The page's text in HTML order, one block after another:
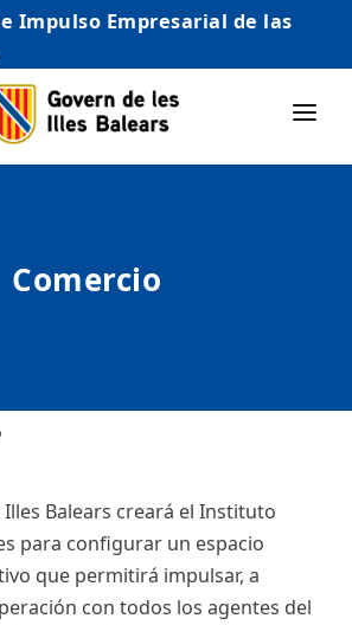
Impulso Empresarial de las
Comercio
Illes Balears creará el Instituto
para configurar un espacio
que permitirá impulsar, a
con todos los agentes del